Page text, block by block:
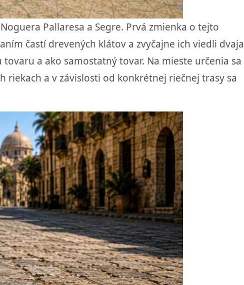
Pallaresa a Segre. Prvá zmienka o tejto
častí drevených klátov a zvyčajne ich viedli dvaja
a ako samostatný tovar. Na mieste určenia sa
a v závislosti od konkrétnej riečnej trasy sa